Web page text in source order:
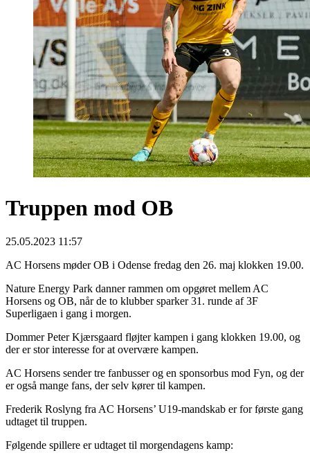
Truppen mod OB
25.05.2023 11:57
AC Horsens møder OB i Odense fredag den 26. maj klokken 19.00.
Nature Energy Park danner rammen om opgøret mellem AC
Horsens og OB, når de to klubber sparker 31. runde af 3F
Superligaen i gang i morgen.
Dommer Peter Kjærsgaard fløjter kampen i gang klokken 19.00, og
der er stor interesse for at overvære kampen.
AC Horsens sender tre fanbusser og en sponsorbus mod Fyn, og der
er også mange fans, der selv kører til kampen.
Frederik Roslyng fra AC Horsens’ U19-mandskab er for første gang
udtaget til truppen.
Følgende spillere er udtaget til morgendagens kamp: